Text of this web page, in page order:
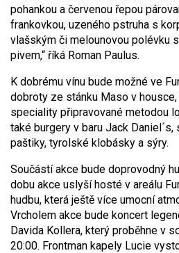
pohankou a červenou řepou
frankovkou, uzeného pstruha s
vlašským či melounovou polévku
pivem,“ říká Roman Paulus.
K dobrému vínu bude možné ve
dobroty ze stánku Maso v
speciality připravované metodou
také burgery v baru Jack
paštiky, tyrolské klobásky a sýry.
Součástí akce bude doprovodný
dobu akce uslyší hosté v areálu
hudbu, která ještě více umocní
Vrcholem akce bude koncert
Davida Kollera, který proběhne v
20:00. Frontman kapely Lucie